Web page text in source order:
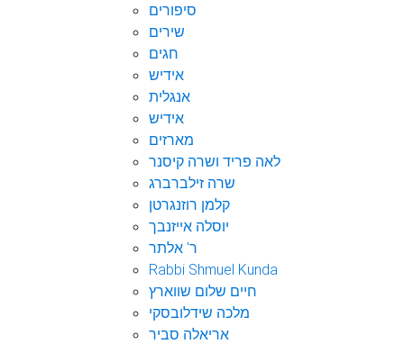
סיפורים
שירים
חגים
אידיש
אנגלית
אידיש
מארזים
לאה פריד ושרה קיסנר
שרה זילברברג
קלמן רוזנגרטן
יוסלה אייזנבך
ר' אלתר
Rabbi Shmuel Kunda
חיים שלום שווארץ
מלכה שידלובסקי
אריאלה סביר